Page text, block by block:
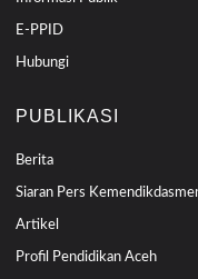
E-PPID
Hubungi
PUBLIKASI
Berita
Siaran Pers
Artikel
Profil Pendidikan Aceh